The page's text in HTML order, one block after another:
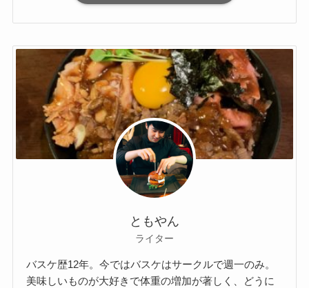
ともやん
ライター
バスケ歴12年。今ではバスケはサークルで週一のみ。
美味しいものが大好きで体重の増加が著しく、どうに